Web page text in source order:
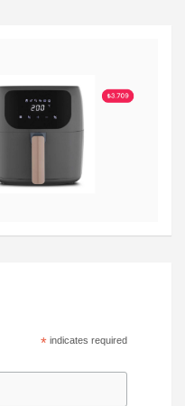
* indicates required